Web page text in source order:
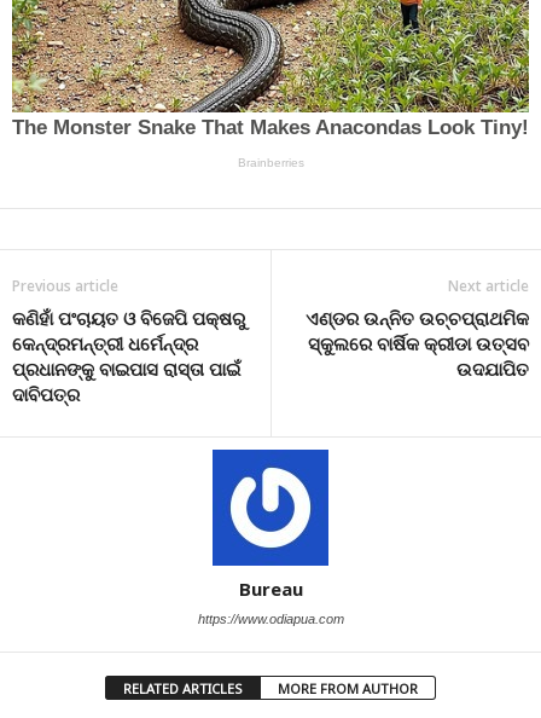
Previous article
କଣିହାଁ ପଂଚାୟତ ଓ ବିଜେପି ପକ୍ଷରୁ
କେନ୍ଦ୍ରମନ୍ତ୍ରୀ ଧର୍ମେନ୍ଦ୍ର
ପ୍ରଧାନଙ୍କୁ ବାଇପାସ ରାସ୍ତା ପାଇଁ
ଦାବିପତ୍ର
Next article
ଏଣ୍ଡର ଉନ୍ନିତ ଉଚ୍ଚପ୍ରାଥମିକ
ସ୍କୁଲରେ ବାର୍ଷିକ କ୍ରୀଡା ଉତ୍ସବ
ଉଦଯାପିତ
Bureau
https://www.odiapua.com
RELATED ARTICLES MORE FROM AUTHOR